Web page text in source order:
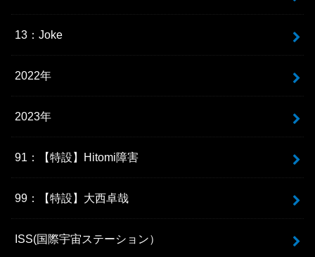
13：Joke
2022年
2023年
91：【特設】Hitomi障害
99：【特設】大西卓哉
ISS(国際宇宙ステーション）